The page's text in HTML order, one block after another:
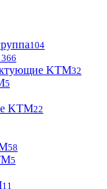
104
366
KTM32
5
KTM22
58
5
11